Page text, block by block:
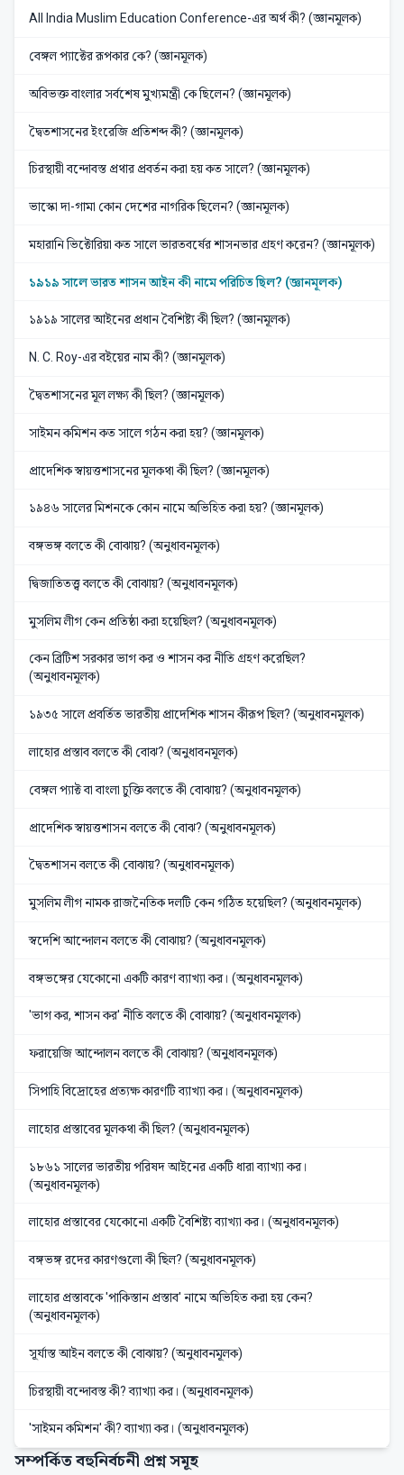
All India Muslim Education Conference-এর অর্থ কী? (জ্ঞানমূলক)
বেঙ্গল প্যাক্টের রূপকার কে? (জ্ঞানমূলক)
অবিভক্ত বাংলার সর্বশেষ মুখ্যমন্ত্রী কে ছিলেন? (জ্ঞানমূলক)
দ্বৈতশাসনের ইংরেজি প্রতিশব্দ কী? (জ্ঞানমূলক)
চিরস্থায়ী বন্দোবস্ত প্রথার প্রবর্তন করা হয় কত সালে? (জ্ঞানমূলক)
ভাস্কো দা-গামা কোন দেশের নাগরিক ছিলেন? (জ্ঞানমূলক)
মহারানি ভিক্টোরিয়া কত সালে ভারতবর্ষের শাসনভার গ্রহণ করেন? (জ্ঞানমূলক)
১৯১৯ সালে ভারত শাসন আইন কী নামে পরিচিত ছিল? (জ্ঞানমূলক)
১৯১৯ সালের আইনের প্রধান বৈশিষ্ট্য কী ছিল? (জ্ঞানমূলক)
N. C. Roy-এর বইয়ের নাম কী? (জ্ঞানমূলক)
দ্বৈতশাসনের মূল লক্ষ্য কী ছিল? (জ্ঞানমূলক)
সাইমন কমিশন কত সালে গঠন করা হয়? (জ্ঞানমূলক)
প্রাদেশিক স্বায়ত্তশাসনের মূলকথা কী ছিল? (জ্ঞানমূলক)
১৯৪৬ সালের মিশনকে কোন নামে অভিহিত করা হয়? (জ্ঞানমূলক)
বঙ্গভঙ্গ বলতে কী বোঝায়? (অনুধাবনমূলক)
দ্বিজাতিতত্ত্ব বলতে কী বোঝায়? (অনুধাবনমূলক)
মুসলিম লীগ কেন প্রতিষ্ঠা করা হয়েছিল? (অনুধাবনমূলক)
কেন ব্রিটিশ সরকার ভাগ কর ও শাসন কর নীতি গ্রহণ করেছিল?
(অনুধাবনমূলক)
১৯৩৫ সালে প্রবর্তিত ভারতীয় প্রাদেশিক শাসন কীরূপ ছিল? (অনুধাবনমূলক)
লাহোর প্রস্তাব বলতে কী বোঝ? (অনুধাবনমূলক)
বেঙ্গল প্যাক্ট বা বাংলা চুক্তি বলতে কী বোঝায়? (অনুধাবনমূলক)
প্রাদেশিক স্বায়ত্তশাসন বলতে কী বোঝ? (অনুধাবনমূলক)
দ্বৈতশাসন বলতে কী বোঝায়? (অনুধাবনমূলক)
মুসলিম লীগ নামক রাজনৈতিক দলটি কেন গঠিত হয়েছিল? (অনুধাবনমূলক)
স্বদেশি আন্দোলন বলতে কী বোঝায়? (অনুধাবনমূলক)
বঙ্গভঙ্গের যেকোনো একটি কারণ ব্যাখ্যা কর। (অনুধাবনমূলক)
'ভাগ কর, শাসন কর' নীতি বলতে কী বোঝায়? (অনুধাবনমূলক)
ফরায়েজি আন্দোলন বলতে কী বোঝায়? (অনুধাবনমূলক)
সিপাহি বিদ্রোহের প্রত্যক্ষ কারণটি ব্যাখ্যা কর। (অনুধাবনমূলক)
লাহোর প্রস্তাবের মূলকথা কী ছিল? (অনুধাবনমূলক)
১৮৬১ সালের ভারতীয় পরিষদ আইনের একটি ধারা ব্যাখ্যা কর।
(অনুধাবনমূলক)
লাহোর প্রস্তাবের যেকোনো একটি বৈশিষ্ট্য ব্যাখ্যা কর। (অনুধাবনমূলক)
বঙ্গভঙ্গ রদের কারণগুলো কী ছিল? (অনুধাবনমূলক)
লাহোর প্রস্তাবকে 'পাকিস্তান প্রস্তাব' নামে অভিহিত করা হয় কেন?
(অনুধাবনমূলক)
সূর্যাস্ত আইন বলতে কী বোঝায়? (অনুধাবনমূলক)
চিরস্থায়ী বন্দোবস্ত কী? ব্যাখ্যা কর। (অনুধাবনমূলক)
'সাইমন কমিশন' কী? ব্যাখ্যা কর। (অনুধাবনমূলক)
সম্পর্কিত বহুনির্বচনী প্রশ্ন সমূহ